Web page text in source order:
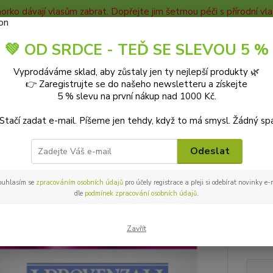
dávají vlasům zabrat. Dopřejte jim šetrnou péči s přírodní
Hledat
KOSMETIKA Pleťová kosmetika Pleťová séra a oleje
BIO Repair pleťový olej
💚 OD SRDCE - TEĎ SE SLEVOU 5 %
Vyprodáváme sklad, aby zůstaly jen ty nejlepší produkty 🌿
👉 Zaregistrujte se do našeho newsletteru a získejte
5 % slevu na první nákup nad 1000 Kč.
zadat e-mail. Píšeme jen tehdy, když to má smysl. Žádný
Odeslat
se zpracováním osobních údajůpro účely registrace a přeji si odebírat novinky e-
dle podmínek zpracování osobních údajů.
Zavřít